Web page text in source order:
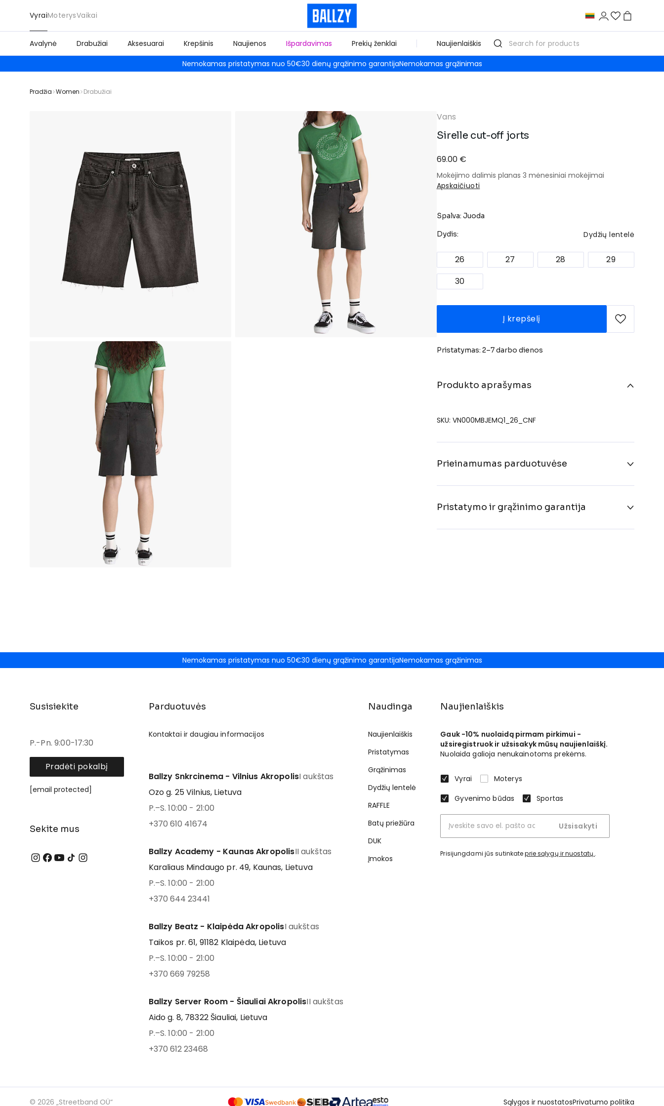
VyraiMoterysVaikai
Avalynė Drabužiai Aksesuarai Krepšinis Naujienos Išpardavimas Prekių ženklai Naujienlaiškis
Nemokamas pristatymas nuo 50€30 dienų grąžinimo garantijaNemokamas grąžinimas
Pradžia Women Drabužiai
Vans
Sirelle cut-off jorts
69.00 €
Mokėjimo dalimis planas 3 mėnesiniai mokėjimai
Apskaičiuoti
Spalva: Juoda
Dydis: Dydžių lentelė
26 27 28
29
30
Į krepšelį
Pristatymas: 2–7 darbo dienos
Produkto aprašymas
SKU: VN000MBJEMQ1_26_CNF
Prieinamumas parduotuvėse
Pristatymo ir grąžinimo garantija
Nemokamas pristatymas nuo 50€30 dienų grąžinimo garantijaNemokamas grąžinimas
Susisiekite
P.-Pn. 9:00-17:30
Pradėti pokalbį
[email protected]
Sekite mus
Parduotuvės
Kontaktai ir daugiau informacijos
Ballzy Snkrcinema - Vilnius AkropolisI aukštas
Ozo g. 25 Vilnius, Lietuva
P.–S. 10:00 - 21:00
+370 610 41674
Ballzy Academy - Kaunas AkropolisII aukštas
Karaliaus Mindaugo pr. 49, Kaunas, Lietuva
P.–S. 10:00 - 21:00
+370 644 23441
Ballzy Beatz - Klaipėda AkropolisI aukštas
Taikos pr. 61, 91182 Klaipėda, Lietuva
P.–S. 10:00 - 21:00
+370 669 79258
Ballzy Server Room - Šiauliai AkropolisII aukštas
Aido g. 8, 78322 Šiauliai, Lietuva
P.–S. 10:00 - 21:00
+370 612 23468
Naudinga
Naujienlaiškis
Pristatymas
Grąžinimas
Dydžių lentelė
RAFFLE
Batų priežiūra
DUK
Įmokos
Naujienlaiškis
Gauk -10% nuolaidą pirmam pirkimui -
užsiregistruok ir užsisakyk mūsų naujienlaiškį.
Nuolaida galioja nenukainotoms prekėms.
Vyrai
Moterys
Gyvenimo būdas
Sportas
Užsisakyti
Prisijungdami jūs sutinkateprie sąlygų ir nuostatų..
© 2026 „Streetband OÜ“ Sąlygos ir nuostatosPrivatumo politika